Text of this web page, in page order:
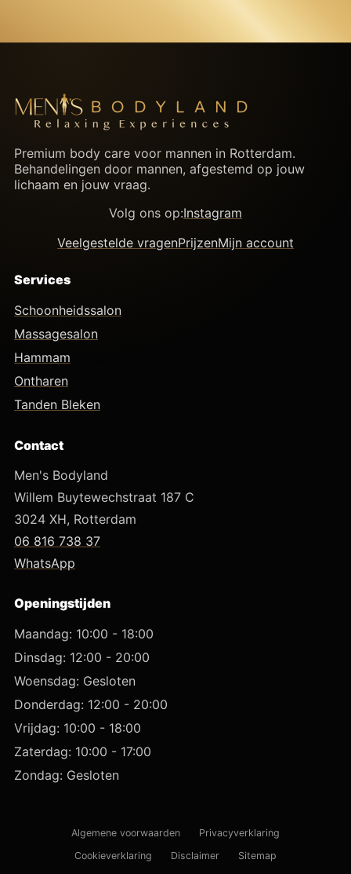
Premium body care voor mannen in Rotterdam.
Behandelingen door mannen, afgestemd op jouw
lichaam en jouw vraag.
Volg ons op:Instagram
Veelgestelde vragenPrijzenMijn account
Services
Schoonheidssalon
Massagesalon
Hammam
Ontharen
Tanden Bleken
Contact
Men's Bodyland
Willem Buytewechstraat 187 C
3024 XH, Rotterdam
06 816 738 37
WhatsApp
Openingstijden
Maandag: 10:00 - 18:00
Dinsdag: 12:00 - 20:00
Woensdag: Gesloten
Donderdag: 12:00 - 20:00
Vrijdag: 10:00 - 18:00
Zaterdag: 10:00 - 17:00
Zondag: Gesloten
Algemene voorwaarden
Privacyverklaring
Cookieverklaring
Disclaimer Sitemap